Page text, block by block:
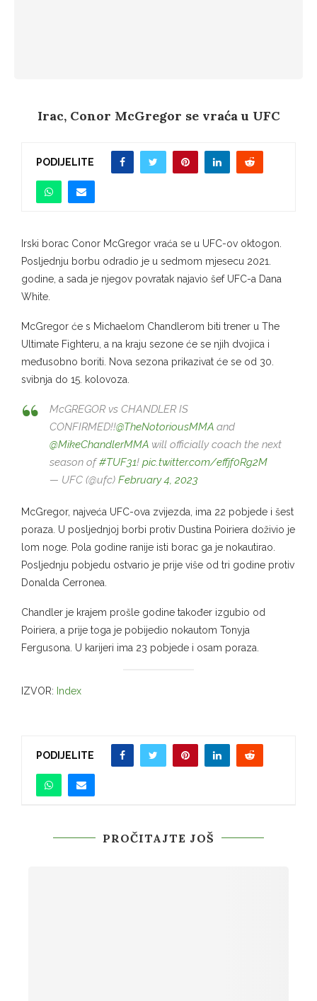
Irac, Conor McGregor se vraća u UFC
PODIJELITE
Irski borac Conor McGregor vraća se u UFC-ov oktogon.
Posljednju borbu odradio je u sedmom mjesecu 2021.
godine, a sada je njegov povratak najavio šef UFC-a Dana
White.
McGregor će s Michaelom Chandlerom biti trener u The
Ultimate Fighteru, a na kraju sezone će se njih dvojica i
međusobno boriti. Nova sezona prikazivat će se od 30.
svibnja do 15. kolovoza.
McGREGOR vs CHANDLER IS
CONFIRMED!!@TheNotoriousMMA and
@MikeChandlerMMA will officially coach the next
season of#TUF31! pic.twitter.com/effjf0Rg2M
— UFC (@ufc) February 4, 2023
McGregor, najveća UFC-ova zvijezda, ima 22 pobjede i šest
poraza. U posljednjoj borbi protiv Dustina Poiriera doživio je
lom noge. Pola godine ranije isti borac ga je nokautirao.
Posljednju pobjedu ostvario je prije više od tri godine protiv
Donalda Cerronea.
Chandler je krajem prošle godine također izgubio od
Poiriera, a prije toga je pobijedio nokautom Tonyja
Fergusona. U karijeri ima 23 pobjede i osam poraza.
IZVOR: Index
PODIJELITE
PROČITAJTE JOŠ